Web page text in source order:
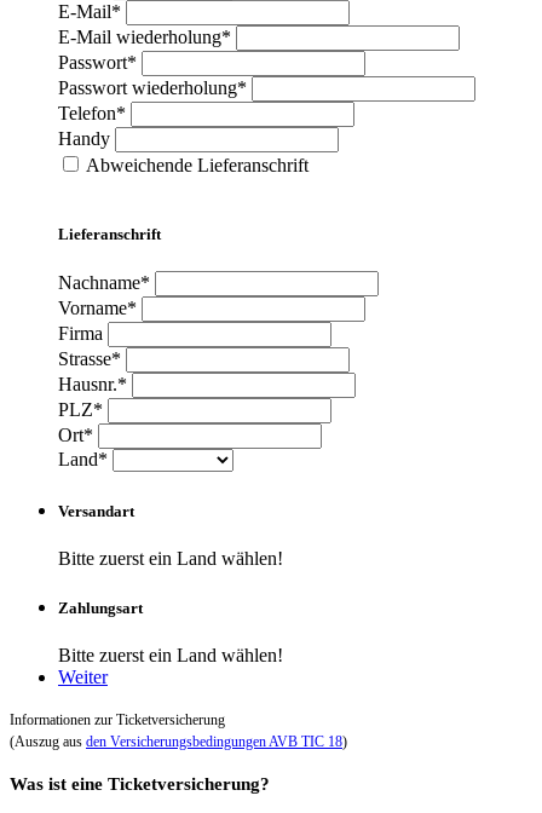
E-Mail*
E-Mail wiederholung*
Passwort*
Passwort wiederholung*
Telefon*
Handy
Abweichende Lieferanschrift
Lieferanschrift
Nachname*
Vorname*
Firma
Strasse*
Hausnr.*
PLZ*
Ort*
Land*
Versandart
Bitte zuerst ein Land wählen!
Zahlungsart
Bitte zuerst ein Land wählen!
Weiter
Informationen zur Ticketversicherung
(Auszug aus den Versicherungsbedingungen AVB TIC 18)
Was ist eine Ticketversicherung?